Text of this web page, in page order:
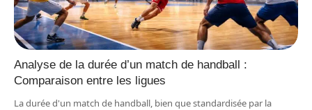
Analyse de la durée d’un match de handball :
Comparaison entre les ligues
La durée d'un match de handball, bien que standardisée par la